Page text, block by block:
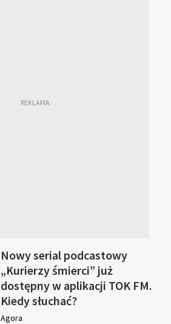
Nowy serial podcastowy
„Kurierzy śmierci” już
dostępny w aplikacji TOK FM.
Kiedy słuchać?
Agora